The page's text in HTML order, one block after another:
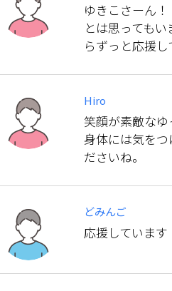
ゆきこさーん
とは思っても
らずっと応援し
Hiro
笑顔が素敵なゆ
身体には気をつ
ださいね。
どみんご
応援しています